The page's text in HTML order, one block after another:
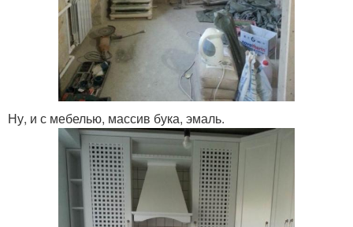
Ну, и с мебелью, массив бука, эмаль.